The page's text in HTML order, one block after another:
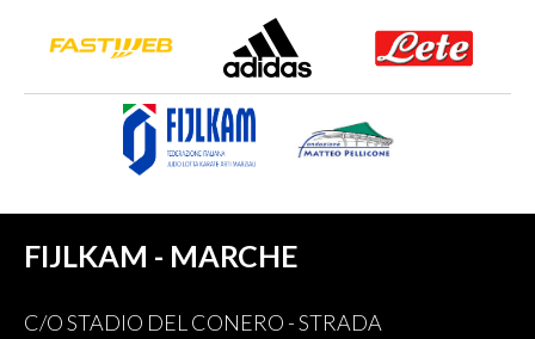
FIJLKAM - MARCHE
C/O STADIO DEL CONERO - STRADA